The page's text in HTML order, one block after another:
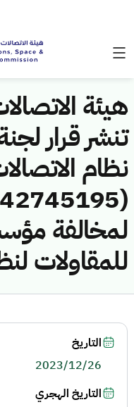
هيئة
تنشر قرار
نظام
لمخالفة
للمقاولات
التاريخ
2023/12/26
التاريخ الهجري